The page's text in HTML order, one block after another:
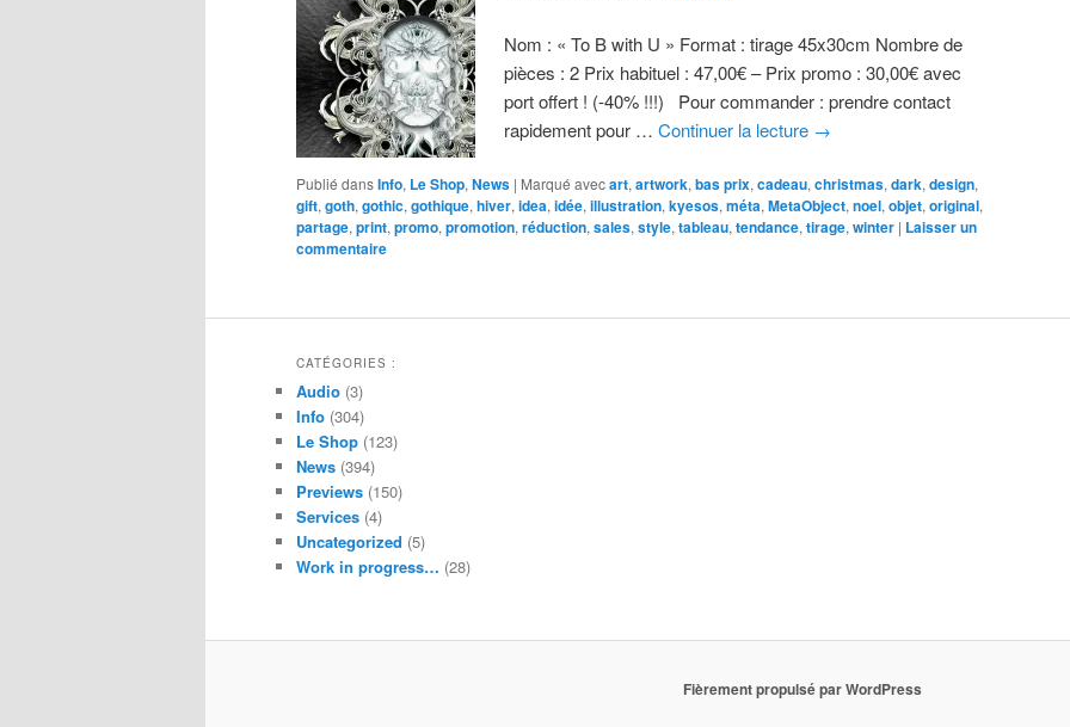
Nom : « To B with U » Format : tirage 45x30cm Nombre de
pièces : 2 Prix habituel : 47,00€ – Prix promo : 30,00€ avec
port offert ! (-40% !!!) Pour commander : prendre contact
rapidement pour …Continuer la lecture →
Publié dansInfo, Le Shop, News | Marqué avecart, artwork, bas prix, cadeau, christmas, dark, design,
gift, goth, gothic, gothique, hiver, idea, idée, illustration, kyesos, méta, MetaObject, noel, objet, original,
partage, print, promo, promotion, réduction, sales, style, tableau, tendance, tirage, winter | Laisser un
commentaire
CATÉGORIES :
Audio (3)
Info (304)
Le Shop (123)
News (394)
Previews (150)
Services (4)
Uncategorized (5)
Work in progress… (28)
Fièrement propulsé par WordPress